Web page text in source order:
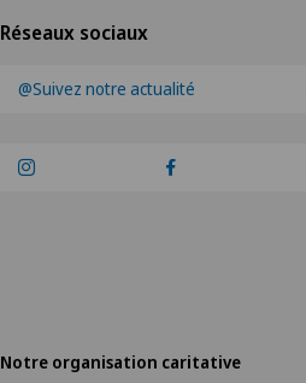
Réseaux sociaux
@Suivez notre actualité
Notre organisation caritative